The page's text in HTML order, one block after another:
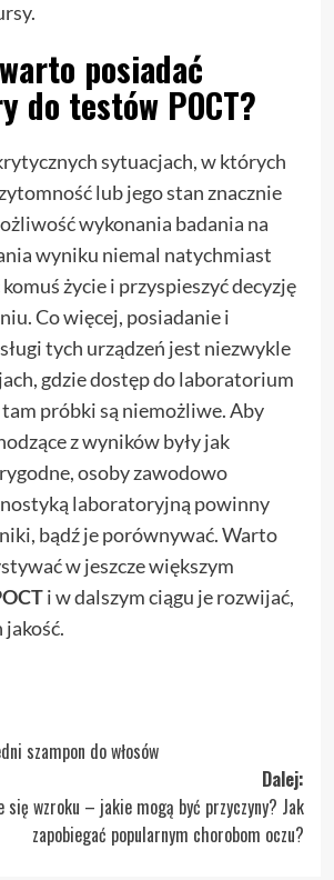
posiadać
do testów POCT?
sytuacjach, w których
lub jego stan znacznie
wykonania badania na
wyniku niemal natychmiast
życie i przyspieszyć decyzję
Co więcej, posiadanie i
tych urządzeń jest niezwykle
gdzie dostęp do laboratorium
próbki są niemożliwe. Aby
z wyników były jak
osoby zawodowo
laboratoryjną powinny
bądź je porównywać. Warto
w jeszcze większym
i w dalszym ciągu je rozwijać,
szampon do włosów
Dalej:
się wzroku – jakie mogą być przyczyny? Jak
zapobiegać popularnym chorobom oczu?